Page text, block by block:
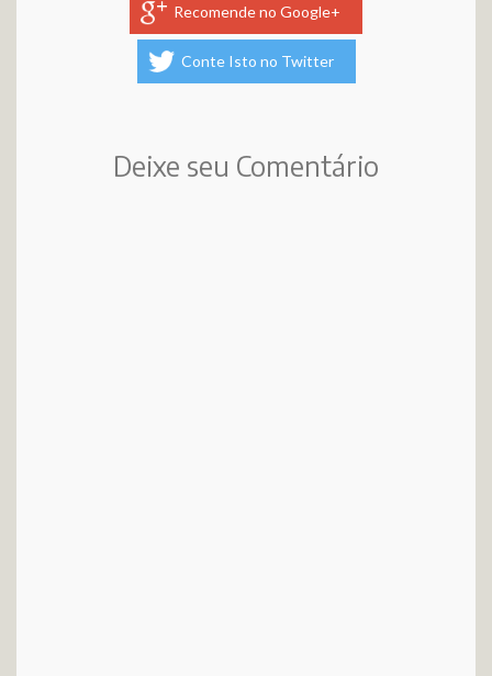
Recomende no Google+
Conte Isto no Twitter
Deixe seu Comentário